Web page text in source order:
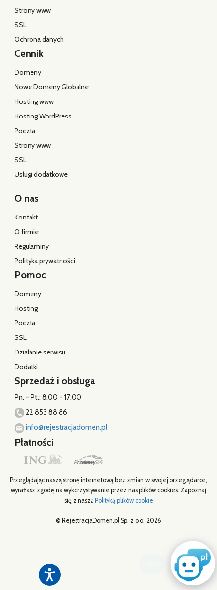
Cennik
Domeny
Nowe Domeny Globalne
Hosting www
Hosting WordPress
Poczta
Strony www
SSL
Usługi dodatkowe
O nas
Kontakt
Regulaminy
Polityka prywatności
Pomoc
Domeny
Hosting
Poczta
SSL
Działanie serwisu
Dodatki
Sprzedaż i obsługa
Pn. - Pt.: 8:00 - 17:00
22 853 88 86
info@rejestracjadomen.pl
Płatności
Przeglądając naszą stronę internetową bez zmian w swojej przeglądarce,
wyrażasz zgodę na wykorzystywanie przez nas plików cookies. Zapoznaj
się z nasząPolityką plików cookie